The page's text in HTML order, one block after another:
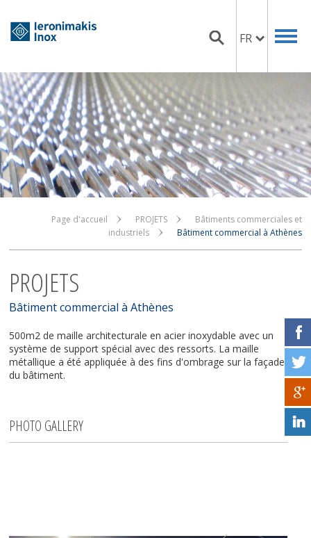
FR
Page d'accueil PROJETS
Bâtiments commerciales et
industriels
Bâtiment commercial à Athènes
PROJETS
Bâtiment commercial à Athènes
500m2 de maille architecturale en acier inoxydable avec un
système de support spécial avec des ressorts. La maille
métallique a été appliquée à des fins d'ombrage sur la façade
du bâtiment.
PHOTO GALLERY